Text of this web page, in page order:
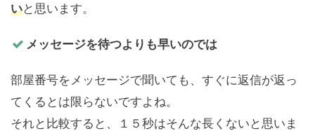
いと思います。
メッセージを待つよりも早いのでは
部屋番号をメッセージで聞いても、すぐに返信が返っ
てくるとは限らないですよね。
それと比較すると、１５秒はそんな長くないと思いま